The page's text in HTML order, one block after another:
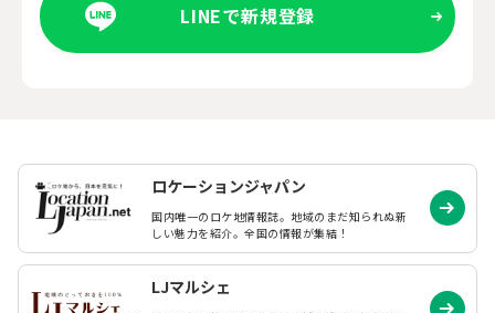
LINEで新規登録
ロケーションジャパン
国内唯一のロケ地情報誌。地域のまだ知られぬ新
しい魅力を紹介。全国の情報が集結！
LJマルシェ